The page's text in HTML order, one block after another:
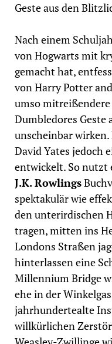
Geste aus den
Nach einem
von Hogwarts mit
gemacht hat,
von Harry Potter
umso
Dumbledores Geste
unscheinbar wirken.
David Yates jedoch
entwickelt. So nutzt
J.K. Rowlings
spektakulär wie
den unterirdischen
tragen, mitten ins
Londons Straßen
hinterlassen eine
Millennium Bridge
ehe in der
jahrhundertealte
willkürlichen